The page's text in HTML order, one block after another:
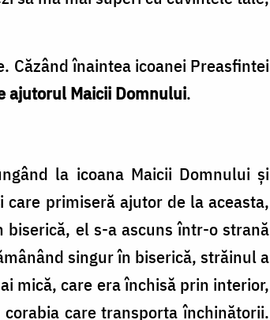
Căzând înaintea icoanei Preasfintei
ajutorul Maicii Domnului.
la icoana Maicii Domnului și
primiseră ajutor de la aceasta,
el s-a ascuns într-o strană
singur în biserică, străinul a
mică, care era închisă prin interior,
care transporta închinătorii.